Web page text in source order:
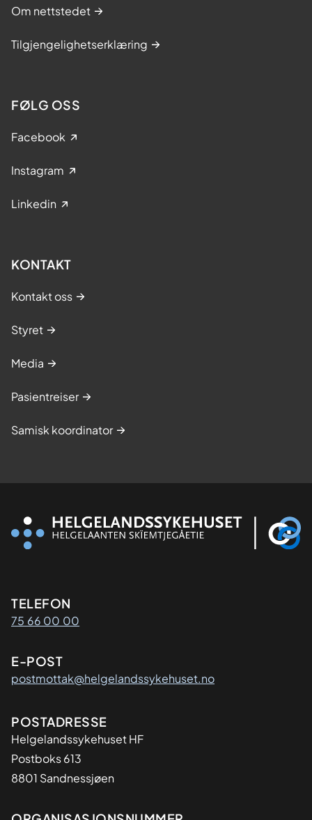
Om nettstedet
Tilgjengelighetserklæring
FØLG OSS
Facebook
Instagram
Linkedin
KONTAKT
Kontakt oss
Styret
Media
Pasientreiser
Samisk koordinator
Kontaktinformasjon
TELEFON
75 66 00 00
E-POST
postmottak@helgelandssykehuset.no
Adresse
POSTADRESSE
Helgelandssykehuset HF
Postboks 613
8801 Sandnessjøen